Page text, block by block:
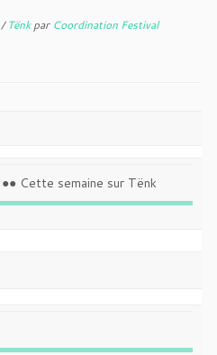
/Tënkpar Coordination Festival
●● Cette semaine sur Tënk